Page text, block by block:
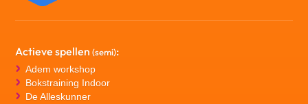
Actieve spellen (semi):
Adem workshop
Bokstraining Indoor
De Alleskunner